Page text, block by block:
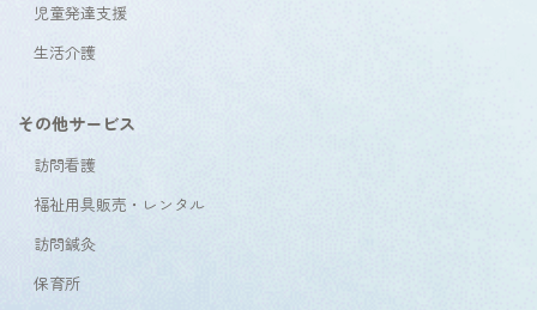
児童発達支援
生活介護
その他サービス
訪問看護
福祉用具販売・レンタル
訪問鍼灸
保育所